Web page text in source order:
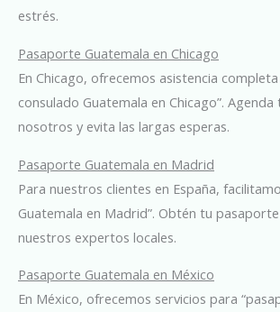
estrés.
Pasaporte Guatemala en Chicago
En Chicago, ofrecemos asistencia
consulado Guatemala en Chicago”.
nosotros y evita las largas esperas.
Pasaporte Guatemala en Madrid
Para nuestros clientes en España,
Guatemala en Madrid”. Obtén tu
nuestros expertos locales.
Pasaporte Guatemala en México
En México, ofrecemos servicios para